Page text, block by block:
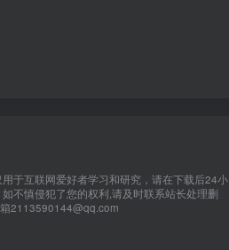
于互联网爱好者学习和研究，请在下载后24小
不慎侵犯了您的权利,请及时联系站长处理删
2113590144@qq.com